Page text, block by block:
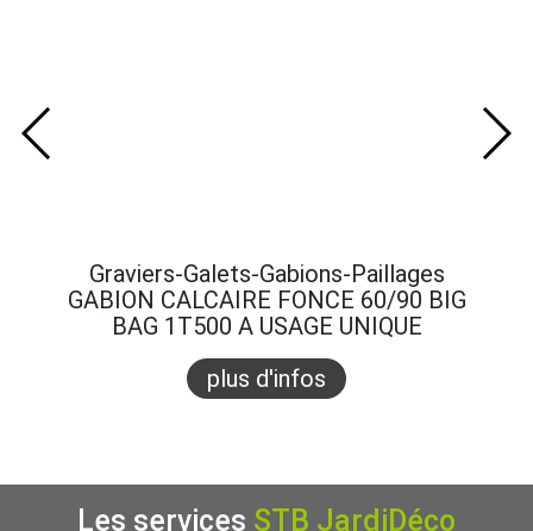
Graviers-Galets-Gabions-Paillages
GABION CALCAIRE FONCE 60/90 BIG
BAG 1T500 A USAGE UNIQUE
plus d'infos
Les services STB JardiDéco